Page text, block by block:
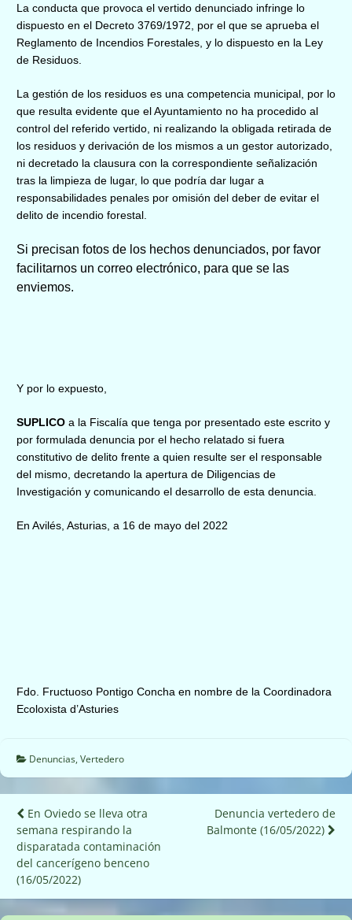
L a conducta que provoca el vertido denunciado infringe lo
dispuesto en el Decreto 3769/1972, por el que se aprueba el
Reglamento de Incendios Forestales, y lo dispuesto en la Ley
de Residuos.
La gestión de los residuos es una competencia municipal, por lo
que resulta evidente que el Ayuntamiento no ha procedido al
control del referido vertido, ni realizando la obligada retirada de
los residuos y derivación de los mismos a un gestor autorizado,
ni decretado la clausura con la correspondiente señalización
tras la limpieza de lugar, lo que podría dar lugar a
responsabilidades penales por omisión del deber de evitar el
delito de incendio forestal.
Si precisan fotos de los hechos denunciados, por favor
facilitarnos un correo electrónico, para que se las
enviemos.
Y por lo expuesto,
SUPLICO a la Fiscalía que tenga por presentado este escrito y
por formulada denuncia por el hecho relatado si fuera
constitutivo de delito frente a quien resulte ser el responsable
del mismo, decretando la apertura de Diligencias de
Investigación y comunicando el desarrollo de esta denuncia.
En Avilés, Asturias, a 16 de mayo del 2022
Fdo. Fructuoso Pontigo Concha en nombre de la Coordinadora
Ecoloxista d’Asturies
Denuncias, Vertedero
Navegación
de
entradas
En Oviedo se lleva otra
semana respirando la
disparatada contaminación
del cancerígeno benceno
(16/05/2022)
Denuncia vertedero de
Balmonte (16/05/2022)